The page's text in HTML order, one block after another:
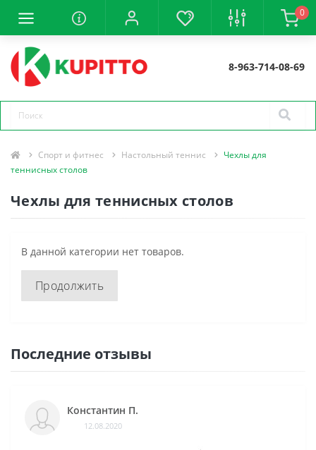
0
8-963-714-08-69
Спорт и фитнес Настольный теннис
Чехлы для
теннисных столов
Чехлы для теннисных столов
В данной категории нет товаров.
Продолжить
Последние отзывы
Константин П.
12.08.2020